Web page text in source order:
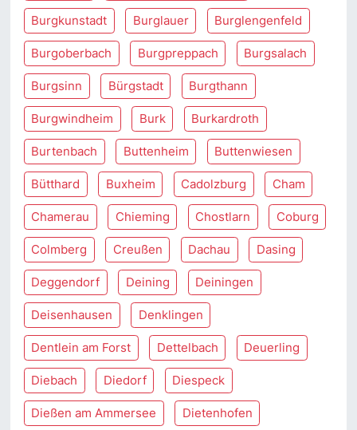
Burgkunstadt Burglauer Burglengenfeld
Burgoberbach Burgpreppach Burgsalach
Burgsinn Bürgstadt Burgthann
Burgwindheim Burk Burkardroth
Burtenbach Buttenheim Buttenwiesen
Bütthard Buxheim Cadolzburg Cham
Chamerau Chieming Chostlarn Coburg
Colmberg Creußen Dachau Dasing
Deggendorf Deining Deiningen
Deisenhausen Denklingen
Dentlein am Forst Dettelbach Deuerling
Diebach Diedorf Diespeck
Dießen am Ammersee Dietenhofen